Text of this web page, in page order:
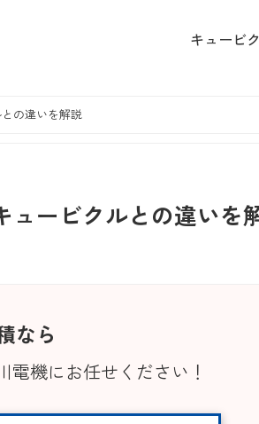
キュービ
の違いを解説
ュービクルとの違いを
なら
電機にお任せください！